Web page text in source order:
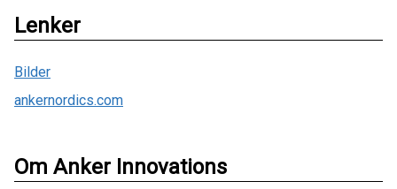
Lenker
Bilder
ankernordics.com
Om Anker Innovations